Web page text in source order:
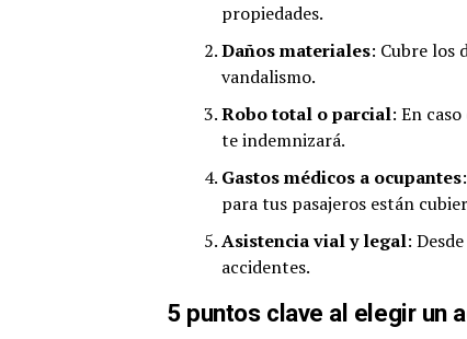
propiedades.
Daños materiales: Cubre los
vandalismo.
Robo total o parcial: En
te indemnizará.
Gastos médicos a ocupantes
para tus pasajeros están
Asistencia vial y legal:
accidentes.
5 puntos clave al elegir un